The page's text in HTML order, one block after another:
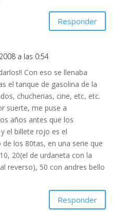
Responder
a las 0:54
Con eso se llenaba
el tanque de gasolina de la
chucherias, cine, etc, etc.
suerte, me puse a
años antes que los
el billete rojo es el
los 80tas, en una serie que
20(el de urdaneta con la
reverso), 50 con andres bello
Responder